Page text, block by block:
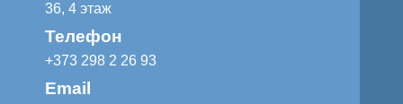
36, 4 этаж
Телефон
+373 298 2 26 93
Email